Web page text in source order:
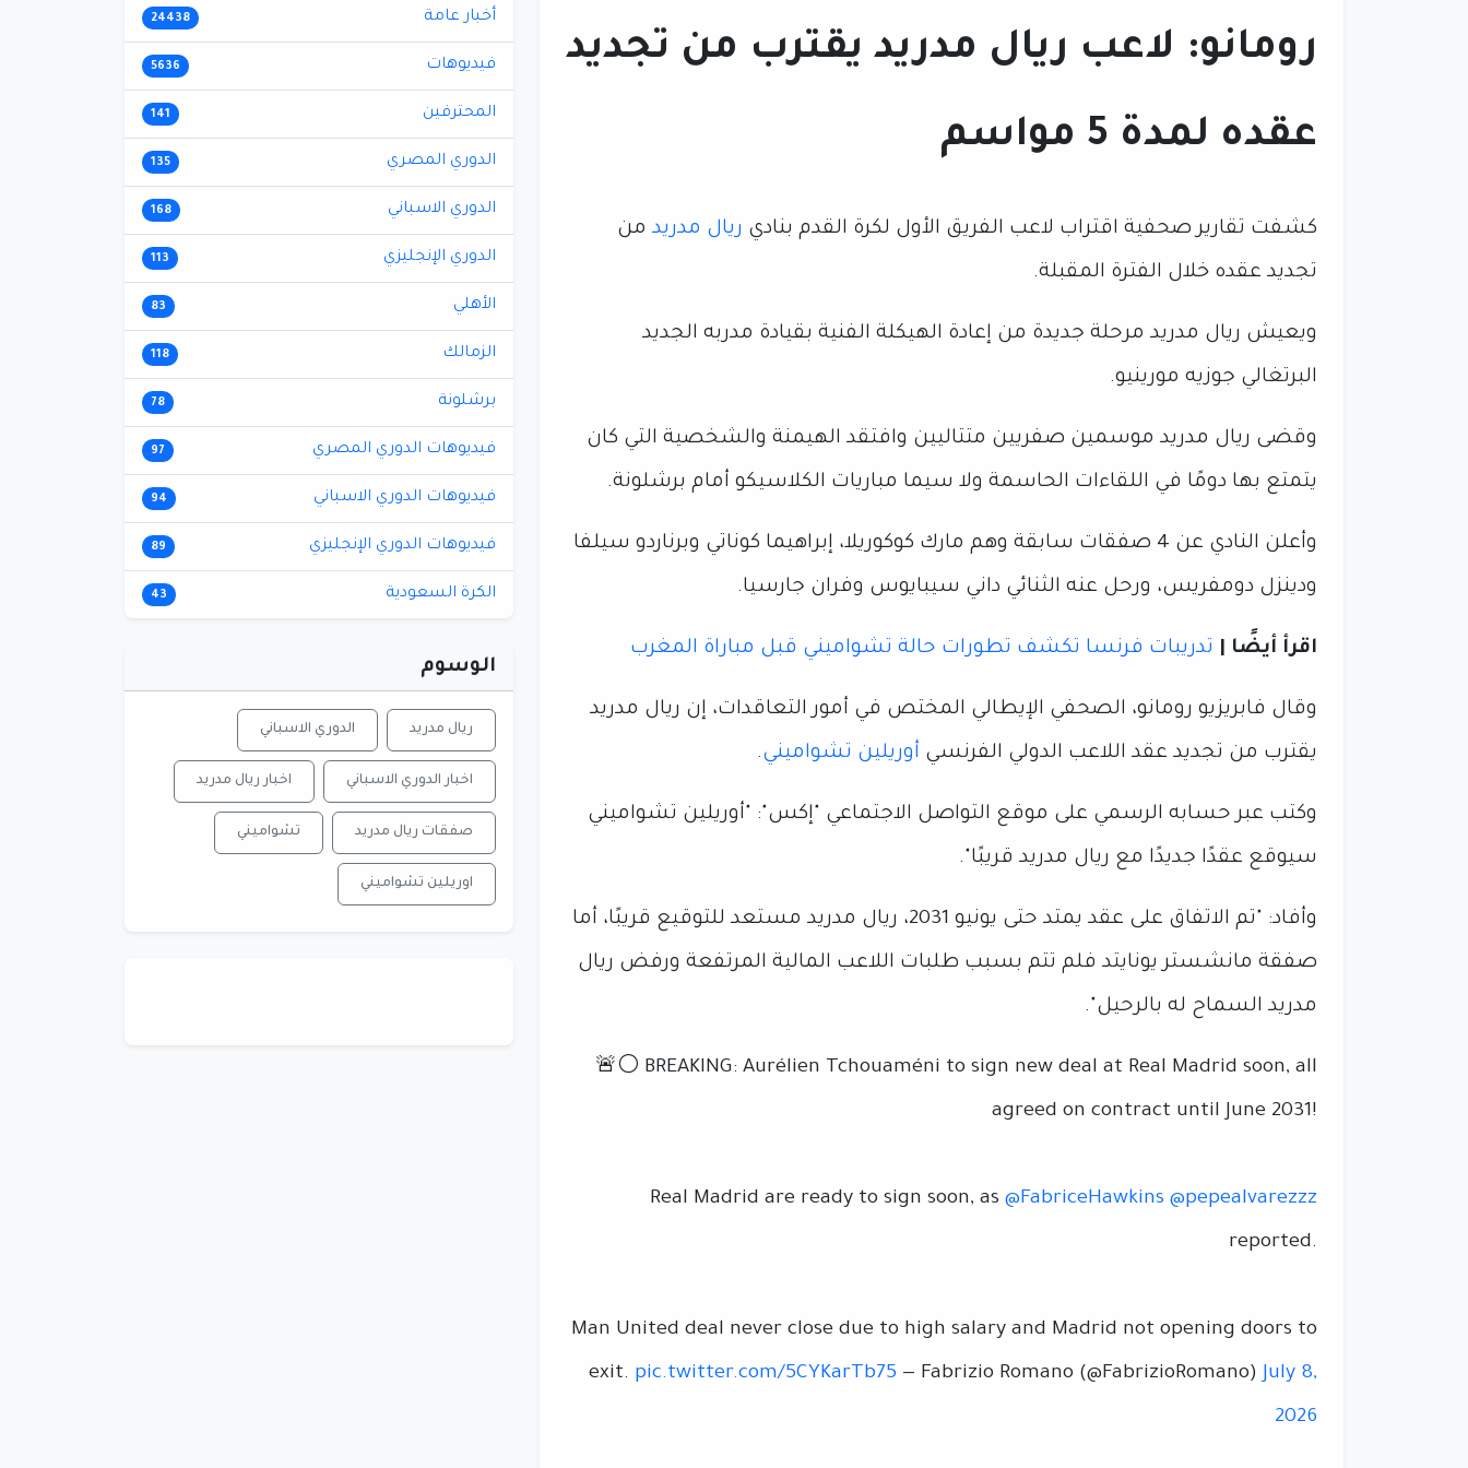
رومانو: لاعب ريال مدريد يقترب من تجديد
عقده لمدة 5 مواسم
كشفت تقارير صحفية اقتراب لاعب الفريق الأول لكرة القدم بنادي ريال مدريد من
تجديد عقده خلال الفترة المقبلة.
ويعيش ريال مدريد مرحلة جديدة من إعادة الهيكلة الفنية بقيادة مدربه الجديد
البرتغالي جوزيه مورينيو.
وقضى ريال مدريد موسمين صفريين متتاليين وافتقد الهيمنة والشخصية التي كان
يتمتع بها دومًا في اللقاءات الحاسمة ولا سيما مباريات الكلاسيكو أمام برشلونة.
وأعلن النادي عن 4 صفقات سابقة وهم مارك كوكوريلا، إبراهيما كوناتي وبرناردو سيلفا
ودينزل دومفريس، ورحل عنه الثنائي داني سيبايوس وفران جارسيا.
اقرأ أيضًا | تدريبات فرنسا تكشف تطورات حالة تشواميني قبل مباراة المغرب
وقال فابريزيو رومانو، الصحفي الإيطالي المختص في أمور التعاقدات، إن ريال مدريد
يقترب من تجديد عقد اللاعب الدولي الفرنسي أوريلين تشواميني.
وكتب عبر حسابه الرسمي على موقع التواصل الاجتماعي "إكس": "أوريلين تشواميني
سيوقع عقدًا جديدًا مع ريال مدريد قريبًا".
وأفاد: "تم الاتفاق على عقد يمتد حتى يونيو 2031، ريال مدريد مستعد للتوقيع قريبًا، أما
صفقة مانشستر يونايتد فلم تتم بسبب طلبات اللاعب المالية المرتفعة ورفض ريال
مدريد السماح له بالرحيل".
🚨⚪️ BREAKING: Aurélien Tchouaméni to sign new deal at Real Madrid soon, all
agreed on contract until June 2031!
Real Madrid are ready to sign soon, as @FabriceHawkins @pepealvarezzz
reported.
Man United deal never close due to high salary and Madrid not opening doors to
exit. pic.twitter.com/5CYKarTb75 — Fabrizio Romano (@FabrizioRomano)July 8,
2026
أخبار عامة 24438
فيديوهات 5636
المحترفين 141
الدوري المصري 135
الدوري الاسباني 168
الدوري الإنجليزي 113
الأهلي 83
الزمالك 118
برشلونة 78
فيديوهات الدوري المصري 97
فيديوهات الدوري الاسباني 94
فيديوهات الدوري الإنجليزي 89
الكرة السعودية 43
الوسوم
ريال مدريد الدوري الاسباني
اخبار الدوري الاسباني اخبار ريال مدريد
صفقات ريال مدريد تشواميني
اوريلين تشواميني